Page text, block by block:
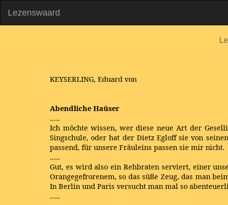
Lezenswaard
KEYSERLING, Eduard von
Abendliche Haüser
…..
Ich möchte wissen, wer diese neue Art der
Singschule, oder hat der Dietz Egloff sie von
passend, für unsere Fräuleins passen sie mir nicht.
…..
Gut, es wird also ein Rehbraten serviert, einer
Orangegefrorenem, so das süße Zeug, das man
In Berlin und Paris versucht man mal so
…..